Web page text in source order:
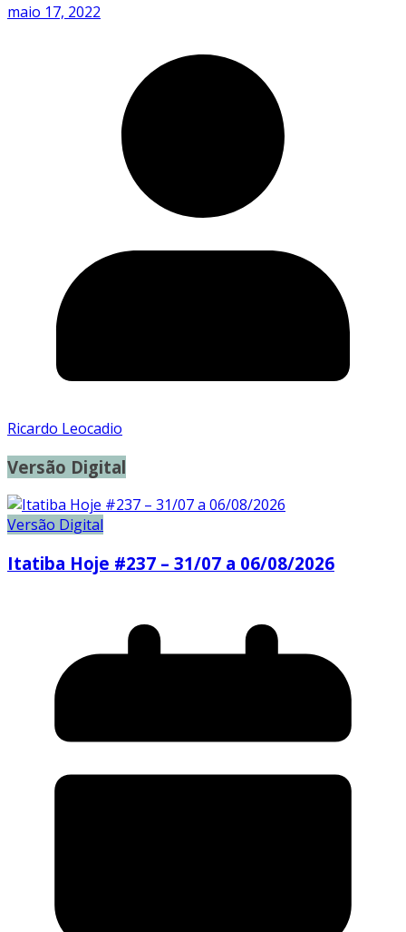
maio 17, 2022
Ricardo Leocadio
Versão Digital
Versão Digital
Itatiba Hoje #237 – 31/07 a 06/08/2026